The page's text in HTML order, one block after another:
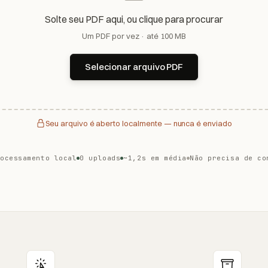
Solte seu PDF aqui, ou clique para procurar
Um PDF por vez · até 100 MB
Selecionar arquivo PDF
Seu arquivo é aberto localmente — nunca é enviado
local 0 uploads ~1,2s em média Não precisa de